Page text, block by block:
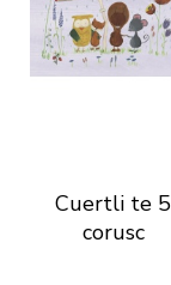
Cuertli te 5
corusc